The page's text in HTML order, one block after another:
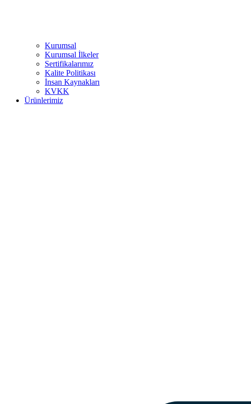
Kurumsal
Kurumsal İlkeler
Sertifikalarımız
Kalite Politikası
İnsan Kaynakları
KVKK
Ürünlerimiz